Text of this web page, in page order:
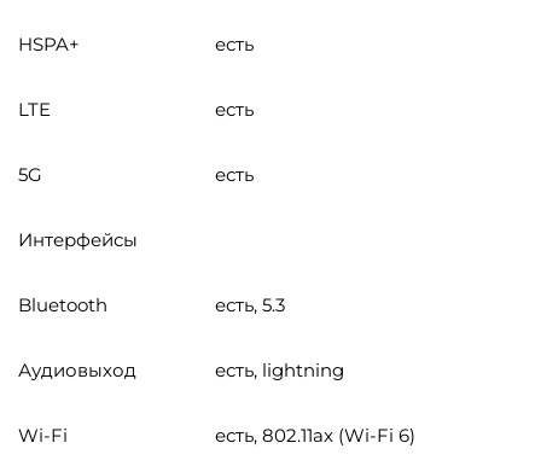
HSPA+ есть
LTE есть
5G есть
Интерфейсы
Bluetooth есть, 5.3
Аудиовыход есть, lightning
Wi-Fi есть, 802.11ax (Wi-Fi 6)